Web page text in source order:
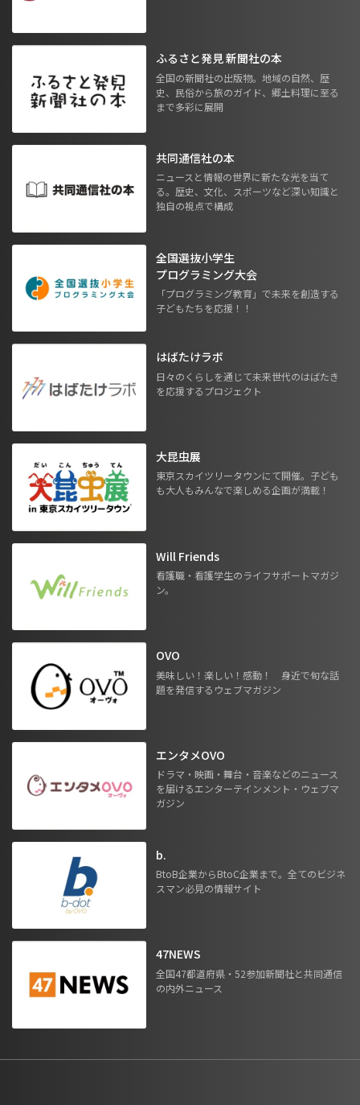
ふるさと発見 新聞社の本
全国の新聞社の出版物。地域の自然、歴
史、民俗から旅のガイド、郷土料理に至る
まで多彩に展開
共同通信社の本
ニュースと情報の世界に新たな光を当て
る。歴史、文化、スポーツなど深い知識と
独自の視点で構成
全国選抜小学生
プログラミング大会
「プログラミング教育」で未来を創造する
子どもたちを応援！！
はばたけラボ
日々のくらしを通じて未来世代のはばたき
を応援するプロジェクト
大昆虫展
東京スカイツリータウンにて開催。子ども
も大人もみんなで楽しめる企画が満載！
Will Friends
看護職・看護学生のライフサポートマガジ
ン。
OVO
美味しい！楽しい！感動！ 身近で旬な話
題を発信するウェブマガジン
エンタメOVO
ドラマ・映画・舞台・音楽などのニュース
を届けるエンターテインメント・ウェブマ
ガジン
b.
BtoB企業からBtoC企業まで。全てのビジネ
スマン必見の情報サイト
47NEWS
全国47都道府県・52参加新聞社と共同通信
の内外ニュース